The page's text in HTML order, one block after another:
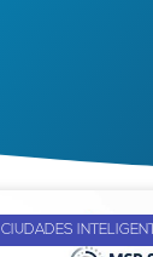
CIUDADES